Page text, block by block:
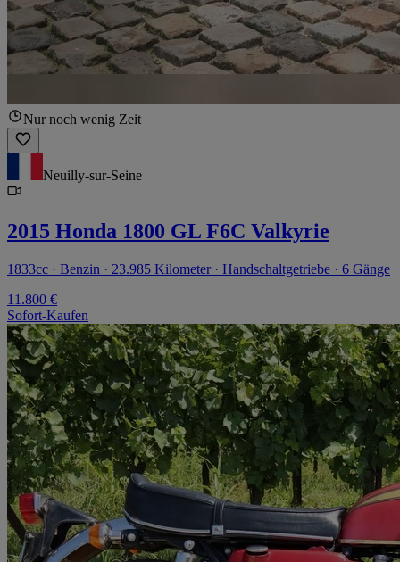
Nur noch wenig Zeit
Neuilly-sur-Seine
2015 Honda 1800 GL F6C Valkyrie
1833cc · Benzin · 23.985 Kilometer · Handschaltgetriebe · 6 Gänge
11.800 €
Sofort-Kaufen